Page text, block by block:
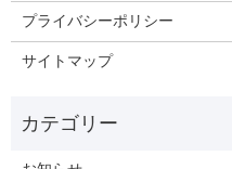
プライバシーポリシー
サイトマップ